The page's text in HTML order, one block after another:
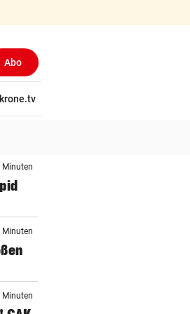
Abo
krone.tv
Minuten
Minuten
Minuten